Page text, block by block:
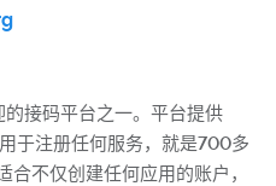
接码平台之一。平台提供
于注册任何服务，就是700多
不仅创建任何应用的账户，